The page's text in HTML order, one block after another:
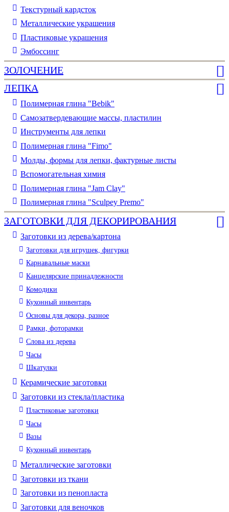
Текстурный кардсток
Металлические украшения
Пластиковые украшения
Эмбоссинг
ЗОЛОЧЕНИЕ
ЛЕПКА
Полимерная глина "Bebik"
Самозатвердевающие массы, пластилин
Инструменты для лепки
Полимерная глина "Fimo"
Молды, формы для лепки, фактурные листы
Вспомогательная химия
Полимерная глина "Jam Clay"
Полимерная глина "Sculpey Premo"
ЗАГОТОВКИ ДЛЯ ДЕКОРИРОВАНИЯ
Заготовки из дерева/картона
Заготовки для игрушек, фигурки
Карнавальные маски
Канцелярские принадлежности
Комодики
Кухонный инвентарь
Основы для декора, разное
Рамки, фоторамки
Слова из дерева
Часы
Шкатулки
Керамические заготовки
Заготовки из стекла/пластика
Пластиковые заготовки
Часы
Вазы
Кухонный инвентарь
Металлические заготовки
Заготовки из ткани
Заготовки из пенопласта
Заготовки для веночков